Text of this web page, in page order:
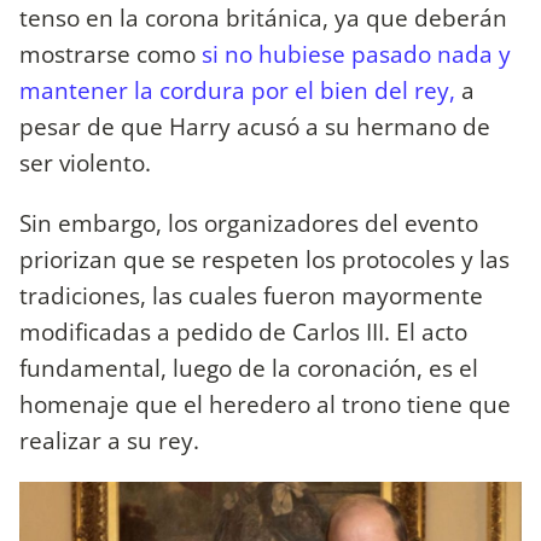
tenso en la corona británica, ya que deberán
mostrarse como si no hubiese pasado nada y
mantener la cordura por el bien del rey, a
pesar de que Harry acusó a su hermano de
ser violento.
Sin embargo, los organizadores del evento
priorizan que se respeten los protocoles y las
tradiciones, las cuales fueron mayormente
modificadas a pedido de Carlos III. El acto
fundamental, luego de la coronación, es el
homenaje que el heredero al trono tiene que
realizar a su rey.